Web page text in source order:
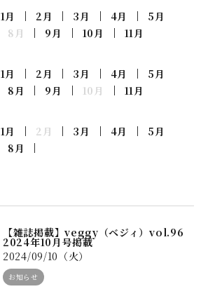
1月 2月 3月 4月
5月
8月 9月 10月
11月
1月 2月 3月 4月
5月
8月 9月 10月
11月
1月 2月 3月 4月
5月
8月
【雑誌掲載】veggy（ベジィ）vol.96
2024年10月号掲載
2024/09/10（火）
お知らせ